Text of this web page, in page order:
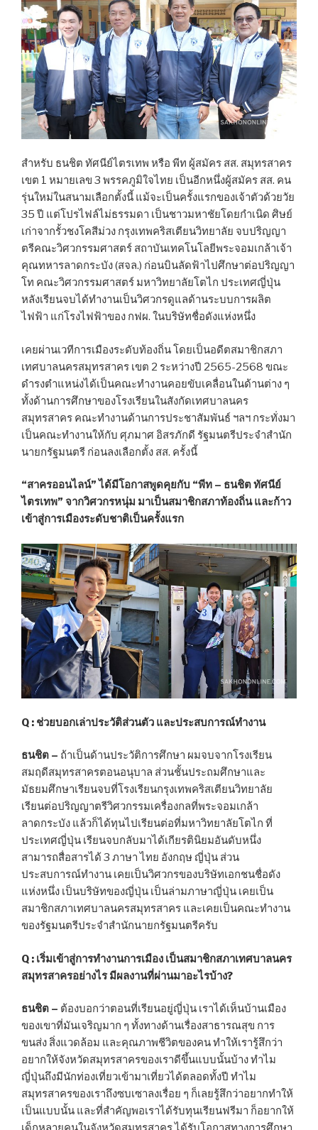
สำหรับ ธนชิต ทัศนีย์ไตรเทพ หรือ พีท ผู้สมัคร สส. สมุทรสาคร
เขต 1 หมายเลข 3 พรรคภูมิใจไทย เป็นอีกหนึ่งผู้สมัคร สส. คน
รุ่นใหม่ในสนามเลือกตั้งนี้ แม้จะเป็นครั้งแรกของเจ้าตัวด้วยวัย
35 ปี แต่โปรไฟล์ไม่ธรรมดา เป็นชาวมหาชัยโดยกำเนิด ศิษย์
เก่าจากรั้วชงโคสีม่วง กรุงเทพคริสเตียนวิทยาลัย จบปริญญา
ตรีคณะวิศวกรรมศาสตร์ สถาบันเทคโนโลยีพระจอมเกล้าเจ้า
คุณทหารลาดกระบัง (สจล.) ก่อนบินลัดฟ้าไปศึกษาต่อปริญญา
โท คณะวิศวกรรมศาสตร์ มหาวิทยาลัยโตไก ประเทศญี่ปุ่น
หลังเรียนจบได้ทำงานเป็นวิศวกรดูแลด้านระบบการผลิต
ไฟฟ้า แก่โรงไฟฟ้าของ กฟผ. ในบริษัทชื่อดังแห่งหนึ่ง
เคยผ่านเวทีการเมืองระดับท้องถิ่น โดยเป็นอดีตสมาชิกสภา
เทศบาลนครสมุทรสาคร เขต 2 ระหว่างปี 2565-2568 ขณะ
ดำรงตำแหน่งได้เป็นคณะทำงานคอยขับเคลื่อนในด้านต่าง ๆ
ทั้งด้านการศึกษาของโรงเรียนในสังกัดเทศบาลนคร
สมุทรสาคร คณะทำงานด้านการประชาสัมพันธ์ ฯลฯ กระทั่งมา
เป็นคณะทำงานให้กับ ศุภมาศ อิสรภักดี รัฐมนตรีประจำสำนัก
นายกรัฐมนตรี ก่อนลงเลือกตั้ง สส. ครั้งนี้
“สาครออนไลน์” ได้มีโอกาสพูดคุยกับ “พีท – ธนชิต ทัศนีย์
ไตรเทพ” จากวิศวกรหนุ่ม มาเป็นสมาชิกสภาท้องถิ่น และก้าว
เข้าสู่การเมืองระดับชาติเป็นครั้งแรก
Q : ช่วยบอกเล่าประวัติส่วนตัว และประสบการณ์ทำงาน
ธนชิต – ถ้าเป็นด้านประวัติการศึกษา ผมจบจากโรงเรียน
สมฤดีสมุทรสาครตอนอนุบาล ส่วนชั้นประถมศึกษาและ
มัธยมศึกษาเรียนจบที่โรงเรียนกรุงเทพคริสเตียนวิทยาลัย
เรียนต่อปริญญาตรีวิศวกรรมเครื่องกลที่พระจอมเกล้า
ลาดกระบัง แล้วก็ได้ทุนไปเรียนต่อที่มหาวิทยาลัยโตไก ที่
ประเทศญี่ปุ่น เรียนจบกลับมาได้เกียรตินิยมอันดับหนึ่ง
สามารถสื่อสารได้ 3 ภาษา ไทย อังกฤษ ญี่ปุ่น ส่วน
ประสบการณ์ทำงาน เคยเป็นวิศวกรของบริษัทเอกชนชื่อดัง
แห่งหนึ่ง เป็นบริษัทของญี่ปุ่น เป็นล่ามภาษาญี่ปุ่น เคยเป็น
สมาชิกสภาเทศบาลนครสมุทรสาคร และเคยเป็นคณะทำงาน
ของรัฐมนตรีประจำสำนักนายกรัฐมนตรีครับ
Q : เริ่มเข้าสู่การทำงานการเมือง เป็นสมาชิกสภาเทศบาลนคร
สมุทรสาครอย่างไร มีผลงานที่ผ่านมาอะไรบ้าง?
ธนชิต – ต้องบอกว่าตอนที่เรียนอยู่ญี่ปุ่น เราได้เห็นบ้านเมือง
ของเขาที่มันเจริญมาก ๆ ทั้งทางด้านเรื่องสาธารณสุข การ
ขนส่ง สิ่งแวดล้อม และคุณภาพชีวิตของคน ทำให้เรารู้สึกว่า
อยากให้จังหวัดสมุทรสาครของเราดีขึ้นแบบนั้นบ้าง ทำไม
ญี่ปุ่นถึงมีนักท่องเที่ยวเข้ามาเที่ยวได้ตลอดทั้งปี ทำไม
สมุทรสาครของเราถึงซบเซาลงเรื่อย ๆ ก็เลยรู้สึกว่าอยากทำให้
เป็นแบบนั้น และที่สำคัญพอเราได้รับทุนเรียนฟรีมา ก็อยากให้